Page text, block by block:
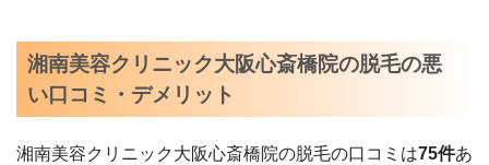
湘南美容クリニック大阪心斎橋院の脱毛の悪
い口コミ・デメリット
湘南美容クリニック 大阪心斎橋院の脱毛の口コミは75件あ